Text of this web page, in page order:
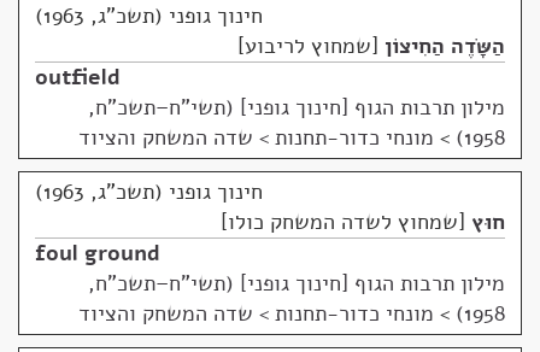
חינוך גופני (תשכ"ג, 1963)
הַשָּׂדֶה הַחִיצוֹן שמחוץ לריבוע
outfield
מילון תרבות הגוף [חינוך גופני] (תשי"ח–תשכ"ח,
1958)
> מונחי כדור-תחנות > שדה המשחק והציוד
חינוך גופני (תשכ"ג, 1963)
חוּץ שמחוץ לשדה המשחק כולו
foul ground
מילון תרבות הגוף [חינוך גופני] (תשי"ח–תשכ"ח,
1958)
> מונחי כדור-תחנות > שדה המשחק והציוד